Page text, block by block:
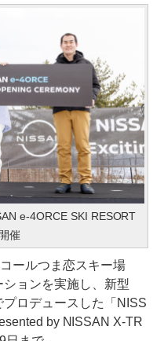
e-4ORCE SKI RESORT
催
ールつま恋スキー場
ションを実施し、新型
プロデュースした「NISS
by NISSAN X-TR